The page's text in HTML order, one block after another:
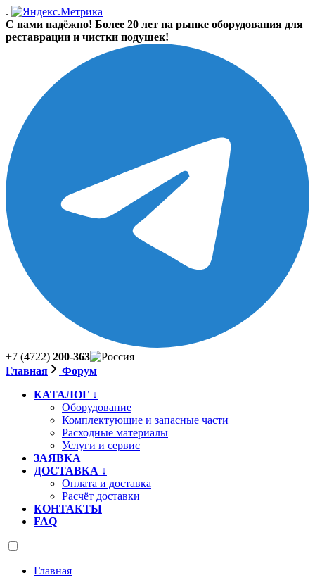
.
С нами надёжно! Более 20 лет на рынке оборудования для
реставрации и чистки подушек!
+7 (4722) 200-363
Главная
Форум
КАТАЛОГ ↓
Оборудование
Комплектующие и запасные части
Расходные материалы
Услуги и сервис
ЗАЯВКА
ДОСТАВКА ↓
Оплата и доставка
Расчёт доставки
КОНТАКТЫ
FAQ
Главная